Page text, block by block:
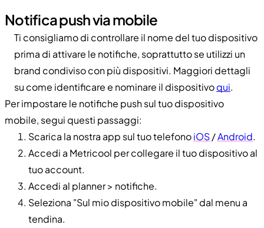
Notifica push via mobile
Ti consigliamo di controllare il nome del tuo dispositivo
prima di attivare le notifiche, soprattutto se utilizzi un
brand condiviso con più dispositivi. Maggiori dettagli
su come identificare e nominare il dispositivoqui.
Per impostare le notifiche push sul tuo dispositivo
mobile, segui questi passaggi:
Scarica la nostra app sul tuo telefonoiOS/Android.
Accedi a Metricool per collegare il tuo dispositivo al
tuo account.
Accedi al planner > notifiche.
Seleziona "Sul mio dispositivo mobile" dal menu a
tendina.